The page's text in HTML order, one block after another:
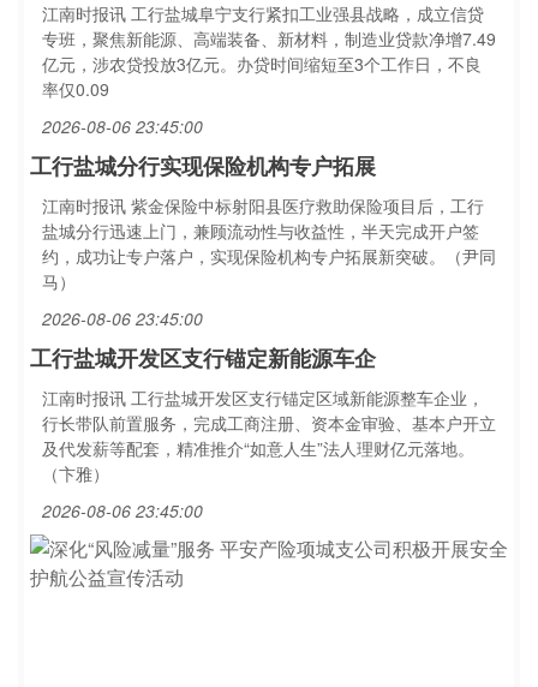
江南时报讯 工行盐城阜宁支行紧扣工业强县战略，成立信贷
专班，聚焦新能源、高端装备、新材料，制造业贷款净增7.49
亿元，涉农贷投放3亿元。办贷时间缩短至3个工作日，不良
率仅0.09
2026-08-06 23:45:00
工行盐城分行实现保险机构专户拓展
江南时报讯 紫金保险中标射阳县医疗救助保险项目后，工行
盐城分行迅速上门，兼顾流动性与收益性，半天完成开户签
约，成功让专户落户，实现保险机构专户拓展新突破。（尹同
马）
2026-08-06 23:45:00
工行盐城开发区支行锚定新能源车企
江南时报讯 工行盐城开发区支行锚定区域新能源整车企业，
行长带队前置服务，完成工商注册、资本金审验、基本户开立
及代发薪等配套，精准推介“如意人生”法人理财亿元落地。
（卞雅）
2026-08-06 23:45:00